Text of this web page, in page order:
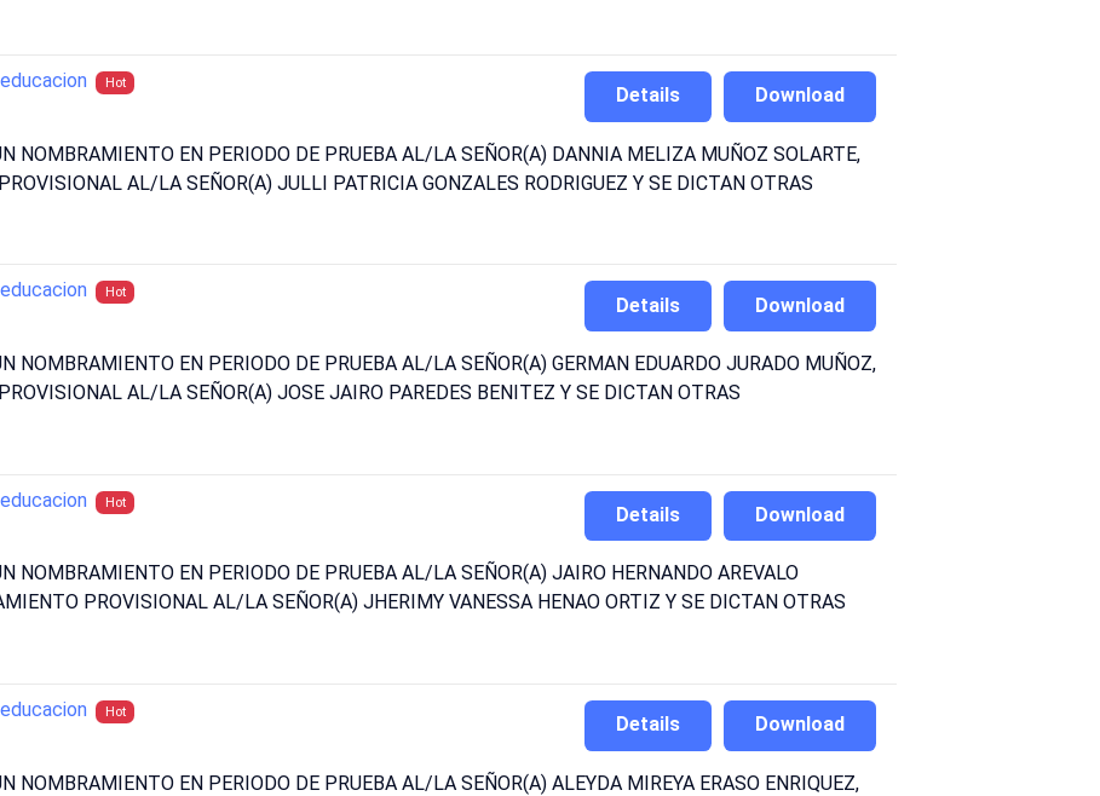
Hot
Download
Details
NOMBRAMIENTO EN PERIODO DE PRUEBA AL/LA SEÑOR(A) DANNIA MELIZA MUÑOZ SOLARTE,
AL/LA SEÑOR(A) JULLI PATRICIA GONZALES RODRIGUEZ Y SE DICTAN OTRAS
Hot
Download
Details
NOMBRAMIENTO EN PERIODO DE PRUEBA AL/LA SEÑOR(A) GERMAN EDUARDO JURADO MUÑOZ,
AL/LA SEÑOR(A) JOSE JAIRO PAREDES BENITEZ Y SE DICTAN OTRAS
Hot
Download
Details
NOMBRAMIENTO EN PERIODO DE PRUEBA AL/LA SEÑOR(A) JAIRO HERNANDO AREVALO
PROVISIONAL AL/LA SEÑOR(A) JHERIMY VANESSA HENAO ORTIZ Y SE DICTAN OTRAS
Hot
Download
Details
NOMBRAMIENTO EN PERIODO DE PRUEBA AL/LA SEÑOR(A) ALEYDA MIREYA ERASO ENRIQUEZ,